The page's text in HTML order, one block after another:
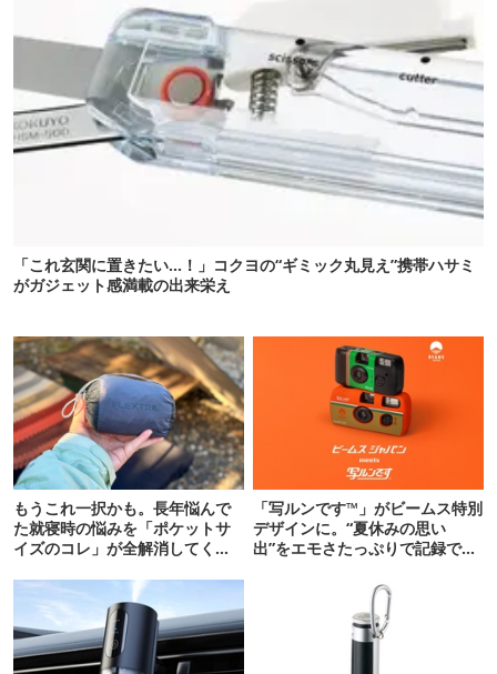
「これ玄関に置きたい…！」コクヨの“ギミック丸見え”携帯ハサミ
がガジェット感満載の出来栄え
もうこれ一択かも。長年悩んで
た就寝時の悩みを「ポケットサ
イズのコレ」が全解消してくれ
「写ルンです™」がビームス特別
デザインに。“夏休みの思い
出”をエモさたっぷりで記録でき